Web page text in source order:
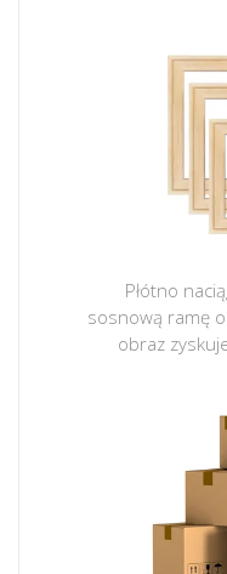
Płótno
sosnową ramę
obraz